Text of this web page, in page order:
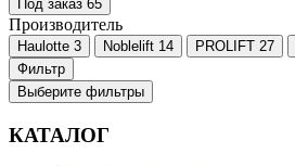
Под заказ 65
Производитель
Haulotte 3 Noblelift 14 PROLIFT 27
Фильтр
Выберите фильтры
КАТАЛОГ